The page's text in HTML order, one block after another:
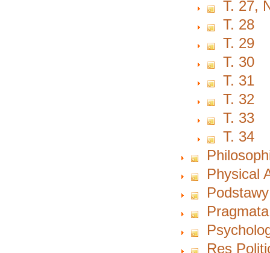
T. 27,
T. 28
T. 29
T. 30
T. 31
T. 32
T. 33
T. 34
Physical
Res